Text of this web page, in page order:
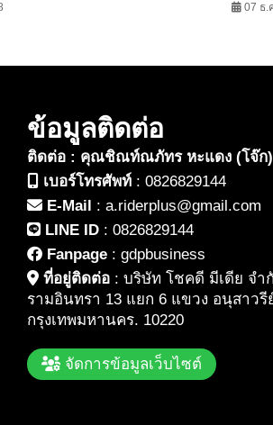
โตยั่งยืน
ชุมชนเชิงวัฒนธรร
07 ธ.
ข้อมูลติดต่อ
ติดต่อ : คุณชิณท์ณภัทร หะแดง (โจ๊ก)
เบอร์โทรศัพท์: 0826829144
E-Mail : a.riderplus@gmail.com
LINE ID: 0826829144
Fanpage: gdpbusiness
ที่อยู่ติดต่อ: บริษัท โชคดี มีเดีย จำ
รามอินทรา 13 แยก 6 แขวง อนุสาวรี
กรุงเทพมหานคร. 10220
จัดการข้อมูลเว็บไซต์